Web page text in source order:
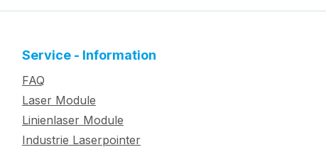
Service - Information
FAQ
Laser Module
Linienlaser Module
Industrie Laserpointer